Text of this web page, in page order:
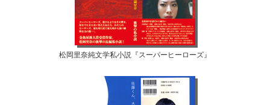
松岡里奈純文学私小説『スーパーヒーローズ』